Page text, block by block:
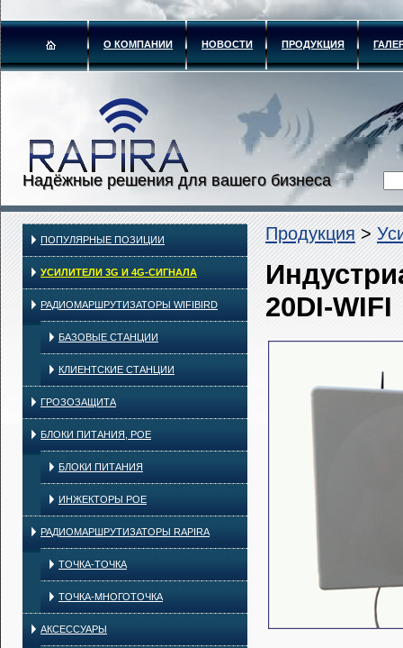
О КОМПАНИИ НОВОСТИ ПРОДУКЦИЯ
Надёжные решения для вашего бизнеса
ПОПУЛЯРНЫЕ ПОЗИЦИИ
УСИЛИТЕЛИ 3G И 4G-СИГНАЛА
РАДИОМАРШРУТИЗАТОРЫ WIFIBIRD
БАЗОВЫЕ СТАНЦИИ
КЛИЕНТСКИЕ СТАНЦИИ
ГРОЗОЗАЩИТА
БЛОКИ ПИТАНИЯ, POE
БЛОКИ ПИТАНИЯ
ИНЖЕКТОРЫ POE
РАДИОМАРШРУТИЗАТОРЫ RAPIRA
ТОЧКА-ТОЧКА
ТОЧКА-МНОГОТОЧКА
АКСЕССУАРЫ
Продукция>
20DI-WIFI